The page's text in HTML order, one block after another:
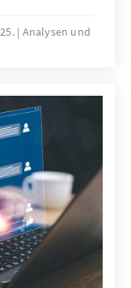
von
fehlt eine
zu Beginn
Analysen und